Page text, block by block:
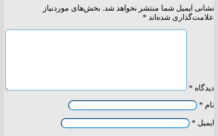
نشانی ایمیل شما منتشر نخواهد شد. بخش‌های موردنیاز
علامت‌گذاری شده‌اند *
دیدگاه *
نام *
ایمیل *